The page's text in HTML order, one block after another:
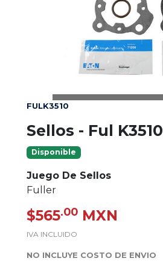
FULK3510
Sellos - Ful K3510
Disponible
Juego De Sellos
Fuller
$565.00 MXN
IVA INCLUIDO
NO INCLUYE COSTO DE ENVIO